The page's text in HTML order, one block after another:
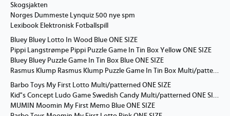
Skogsjakten
Norges Dummeste Lynquiz 500 nye spm
Lexibook Elektronisk Fotballspill
Bluey Bluey Lotto In Wood Blue ONE SIZE
Pippi Langstrømpe Pippi Puzzle Game In Tin Box Yellow ONE SIZE
Bluey Bluey Puzzle Game In Tin Box Blue ONE SIZE
Barbo Toys My First Lotto Multi/patterned ONE SIZE
MUMIN Moomin My First Memo Blue ONE SIZE